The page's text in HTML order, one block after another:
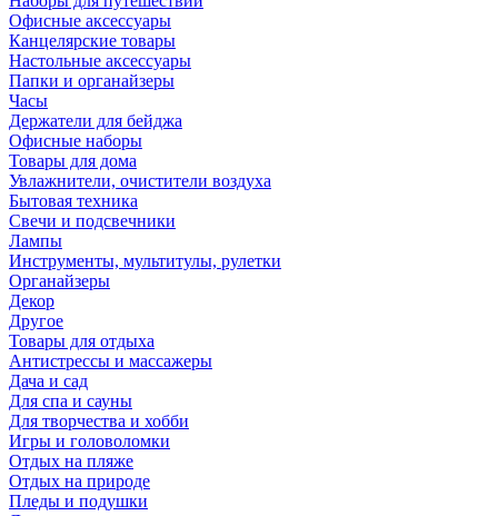
Офисные аксессуары
Канцелярские товары
Настольные аксессуары
Папки и органайзеры
Часы
Держатели для бейджа
Офисные наборы
Товары для дома
Увлажнители, очистители воздуха
Бытовая техника
Свечи и подсвечники
Лампы
Инструменты, мультитулы, рулетки
Органайзеры
Декор
Другое
Товары для отдыха
Антистрессы и массажеры
Дача и сад
Для спа и сауны
Для творчества и хобби
Игры и головоломки
Отдых на пляже
Отдых на природе
Пледы и подушки